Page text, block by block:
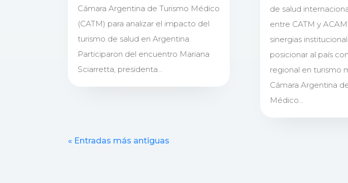
Cámara Argentina de Turismo Médico
(CATM) para analizar el impacto del
turismo de salud en Argentina.
Participaron del encuentro Mariana
Sciarretta, presidenta...
de salud
entre CATM y
sinergias
posicionar al país
regional en turismo
Cámara Argentina
Médico...
« Entradas más antiguas